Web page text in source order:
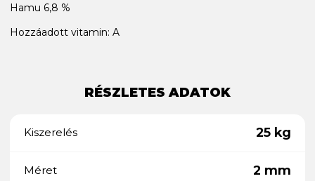
Hamu 6,8 %
Hozzáadott vitamin: A
RÉSZLETES ADATOK
Kiszerelés 25 kg
Méret 2 mm